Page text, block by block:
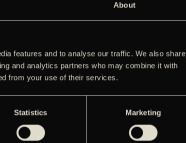
About
features and to analyse our traffic. We also share
and analytics partners who may combine it with
from your use of their services.
Statistics Marketing
Agnete Juul
christel@camerafilm.dk
Direktør
kim@camerafilm.dk
Telefon: 33 18 11 60
Bogholderi
Christina Christiansen